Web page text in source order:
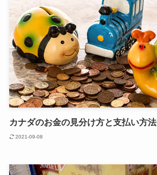
カナダのお金の見分け方と支払い方法
2021-09-08